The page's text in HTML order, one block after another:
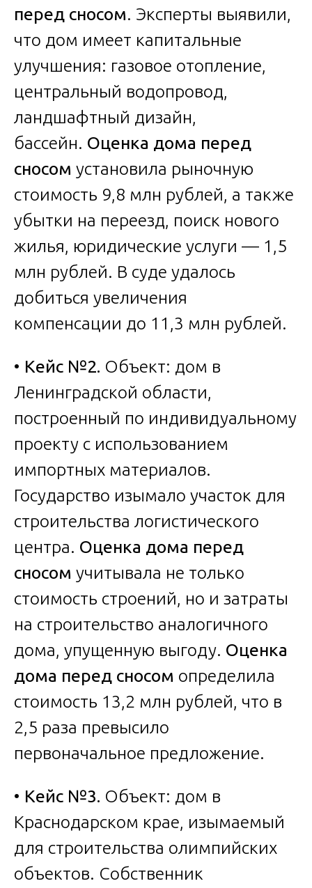
перед сносом. Эксперты выявили,
что дом имеет капитальные
улучшения: газовое отопление,
центральный водопровод,
ландшафтный дизайн,
бассейн. Оценка дома перед
сносом установила рыночную
стоимость 9,8 млн рублей, а также
убытки на переезд, поиск нового
жилья, юридические услуги — 1,5
млн рублей. В суде удалось
добиться увеличения
компенсации до 11,3 млн рублей.
• Кейс №2. Объект: дом в
Ленинградской области,
построенный по индивидуальному
проекту с использованием
импортных материалов.
Государство изымало участок для
строительства логистического
центра. Оценка дома перед
сносом учитывала не только
стоимость строений, но и затраты
на строительство аналогичного
дома, упущенную выгоду. Оценка
дома перед сносом определила
стоимость 13,2 млн рублей, что в
2,5 раза превысило
первоначальное предложение.
• Кейс №3. Объект: дом в
Краснодарском крае, изымаемый
для строительства олимпийских
объектов. Собственник